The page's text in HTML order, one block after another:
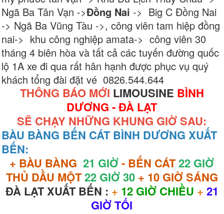
Ngã Ba Tân Vạn ->Đồng Nai -> Big C Đồng Nai
-> Ngã Ba Vũng Tàu ->, công viên tam hiệp đồng
nai-> khu công nghiệp amata-> công viên 30
tháng 4 biên hòa và tất cả các tuyến đường quốc
lộ 1A xe đi qua rất hân hạnh được phục vụ quý
khách tổng đài đặt vé 0826.544.644
THÔNG BÁO MỚI LIMOUSINE BÌNH
DƯƠNG - ĐÀ LẠT
SẼ CHẠY NHỮNG KHUNG GIỜ SAU:
BÀU BÀNG BẾN CÁT BÌNH DƯƠNG XUẤT
BẾN:
+ BÀU BÀNG21 GIỜ- BẾN CÁT22 GIỜ
THỦ DẦU MỘT22 GIỜ 30 + 10 GIỜ SÁNG
ĐÀ LẠT XUẤT BẾN : + 12 GIỜ CHIỀU + 21
GIỜ TỐI